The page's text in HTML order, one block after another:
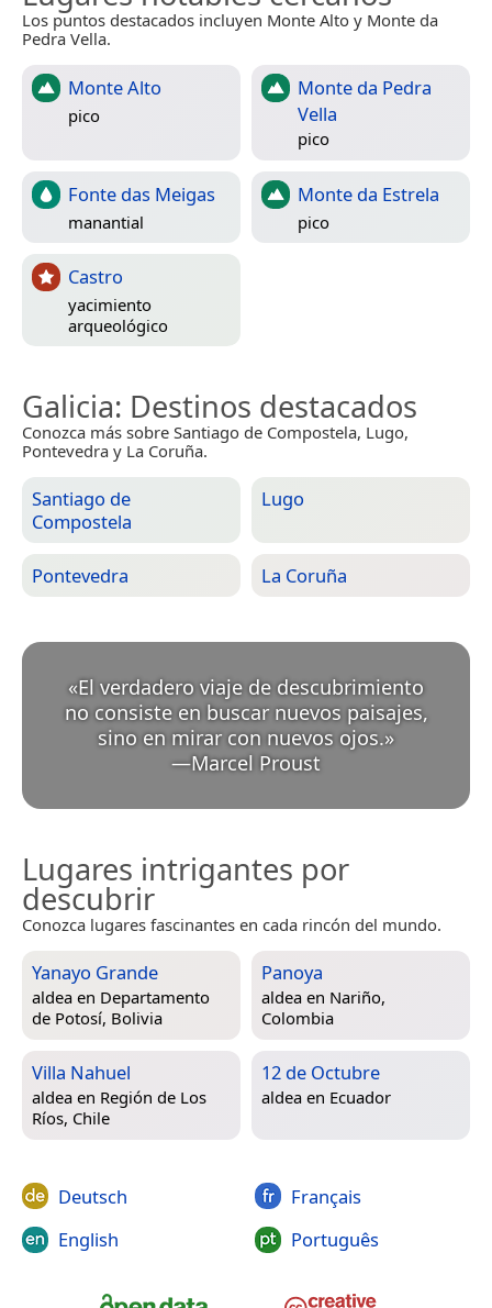
Los puntos destacados incluyen Monte Alto y Monte da
Pedra Vella.
Monte Alto
pico
Monte da Pedra
Vella
pico
Fonte das Meigas
manantial
Monte da Estrela
pico
Castro
yacimiento
arqueológico
Galicia: Destinos destacados
Conozca más sobre Santiago de Compostela, Lugo,
Pontevedra y La Coruña.
Santiago de
Compostela
Lugo
Pontevedra La Coruña
«El verdadero viaje de descubrimiento
no consiste en buscar nuevos paisajes,
sino en mirar con nuevos ojos.
—Marcel Proust
Lugares intrigantes por
descubrir
Conozca lugares fascinantes en cada rincón del mundo.
Yanayo Grande
aldea en Departamento
de Potosí, Bolivia
Panoya
aldea en Nariño,
Colombia
Villa Nahuel
aldea en Región de Los
Ríos, Chile
12 de Octubre
aldea en Ecuador
Deutsch
English
Français
Português